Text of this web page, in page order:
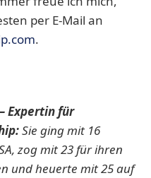
per E-Mail an
.
– Expertin für
Sie ging mit 16
zog mit 23 für ihren
und heuerte mit 25 auf